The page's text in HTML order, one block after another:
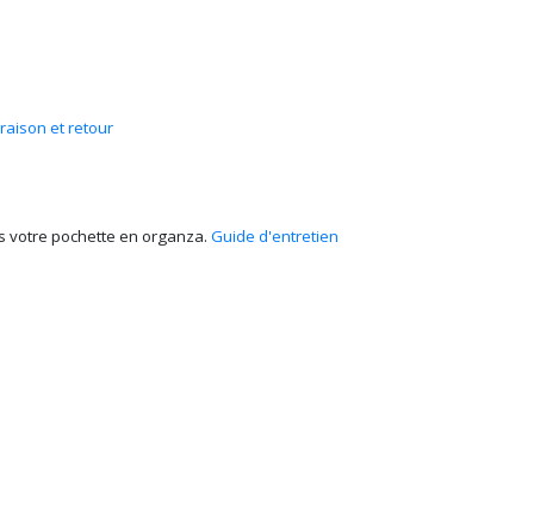
et retour
votre pochette en organza. Guide d'entretien